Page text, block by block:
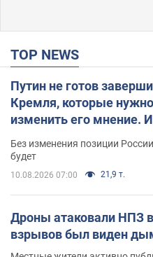
TOP NEWS
Путин не готов
Кремля, которые
изменить его мнение.
Без изменения позиции
будет
10.08.2026 07:00 21,9 т.
Дроны атаковали НПЗ
взрывов был виден